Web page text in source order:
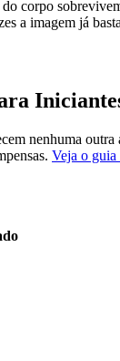
corpo
a imagem já
nenhuma
Veja o